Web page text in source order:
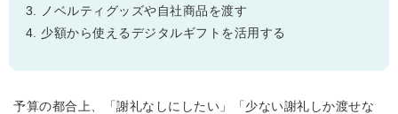
ノベルティグッズや自社商品を渡す
少額から使えるデジタルギフトを活用する
予算の都合上、「謝礼なしにしたい」「少ない謝礼しか渡せな